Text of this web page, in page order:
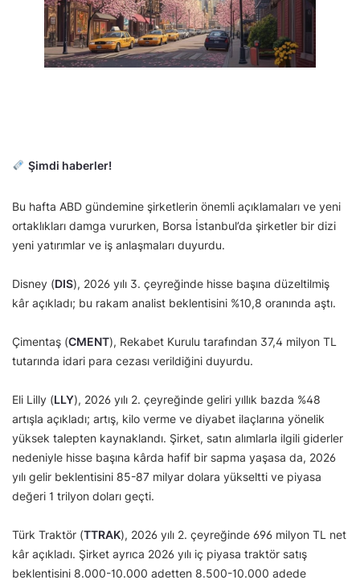
Şimdi haberler!
Bu hafta ABD gündemine şirketlerin önemli açıklamaları ve yeni
ortaklıkları damga vururken, Borsa İstanbul’da şirketler bir dizi
yeni yatırımlar ve iş anlaşmaları duyurdu.
Disney (DIS), 2026 yılı 3. çeyreğinde hisse başına düzeltilmiş
kâr açıkladı; bu rakam analist beklentisini %10,8 oranında aştı.
Çimentaş (CMENT), Rekabet Kurulu tarafından 37,4 milyon TL
tutarında idari para cezası verildiğini duyurdu.
Eli Lilly (LLY), 2026 yılı 2. çeyreğinde geliri yıllık bazda %48
artışla açıkladı; artış, kilo verme ve diyabet ilaçlarına yönelik
yüksek talepten kaynaklandı. Şirket, satın alımlarla ilgili giderler
nedeniyle hisse başına kârda hafif bir sapma yaşasa da, 2026
yılı gelir beklentisini 85-87 milyar dolara yükseltti ve piyasa
değeri 1 trilyon doları geçti.
Türk Traktör (TTRAK), 2026 yılı 2. çeyreğinde 696 milyon TL net
kâr açıkladı. Şirket ayrıca 2026 yılı iç piyasa traktör satış
beklentisini 8.000-10.000 adetten 8.500-10.000 adede